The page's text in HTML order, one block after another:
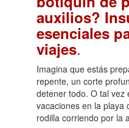
auxilios?
esenciales
viajes.
Imagina que estás
repente, un corte
detener todo. O tal vez
vacaciones en la playa
rodilla corriendo por la